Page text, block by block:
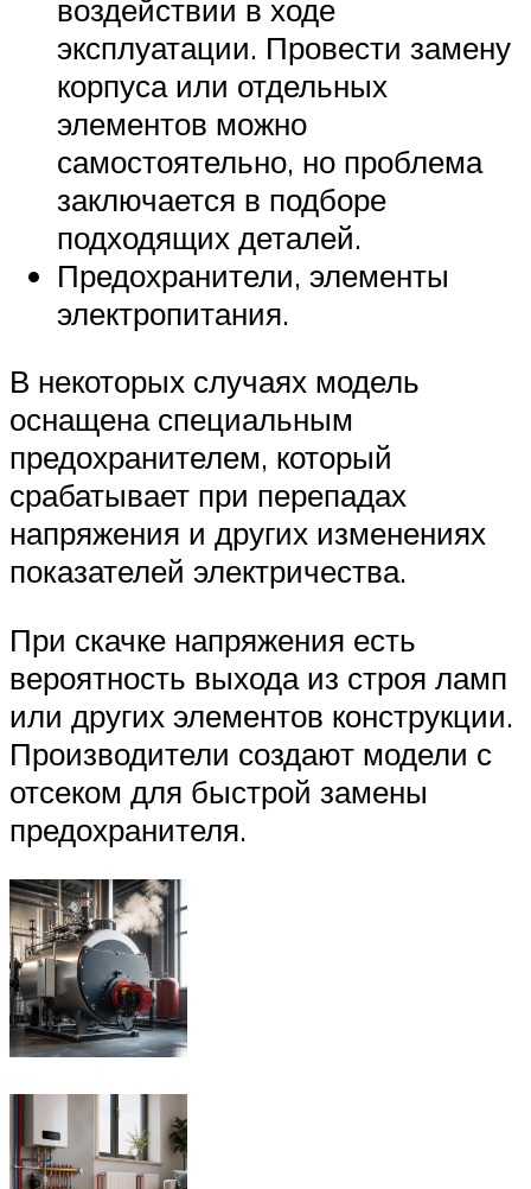
воздействии в ходе
эксплуатации. Провести замену
корпуса или отдельных
элементов можно
самостоятельно, но проблема
заключается в подборе
подходящих деталей.
Предохранители, элементы
электропитания.
В некоторых случаях модель
оснащена специальным
предохранителем, который
срабатывает при перепадах
напряжения и других изменениях
показателей электричества.
При скачке напряжения есть
вероятность выхода из строя ламп
или других элементов конструкции.
Производители создают модели с
отсеком для быстрой замены
предохранителя.